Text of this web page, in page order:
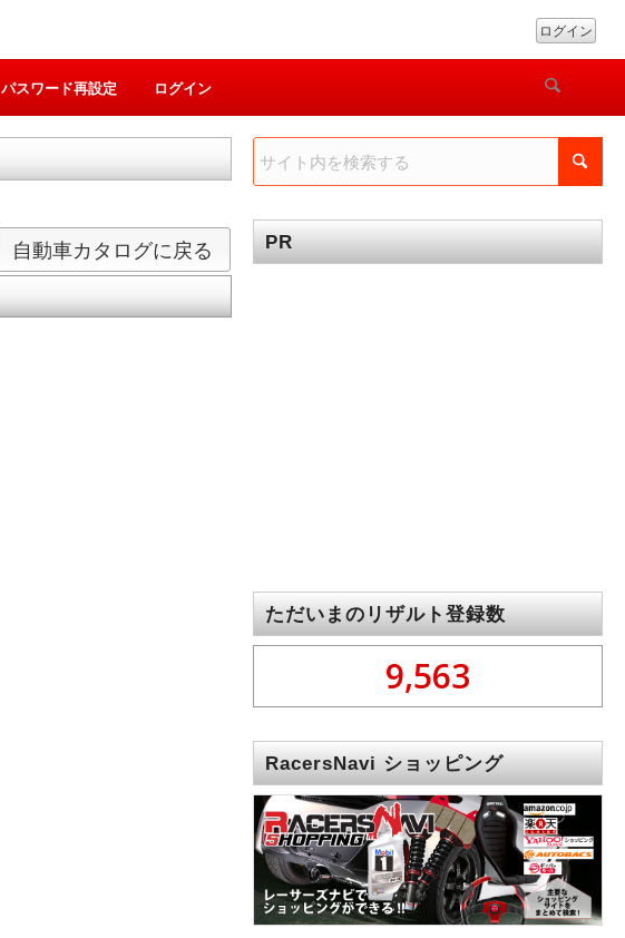
ログイン
パスワード再設定 ログイン
自動車カタログに戻る PR
ただいまのリザルト登録数
9,563
RacersNavi ショッピング